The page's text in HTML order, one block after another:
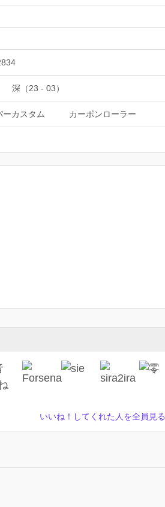
深（23 - 03）
ーカスタム カーボンローラー
いいね！してくれた人を全員見る